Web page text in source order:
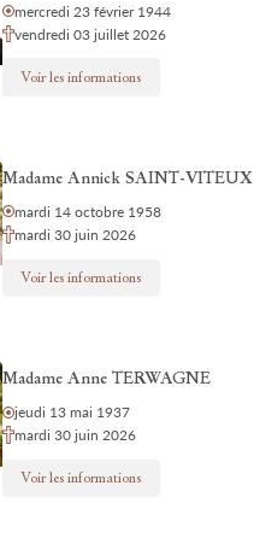
mercredi 23 février 1944
vendredi 03 juillet 2026
Voir les informations
Madame Annick SAINT-VITEUX
mardi 14 octobre 1958
mardi 30 juin 2026
Voir les informations
Madame Anne TERWAGNE
jeudi 13 mai 1937
mardi 30 juin 2026
Voir les informations